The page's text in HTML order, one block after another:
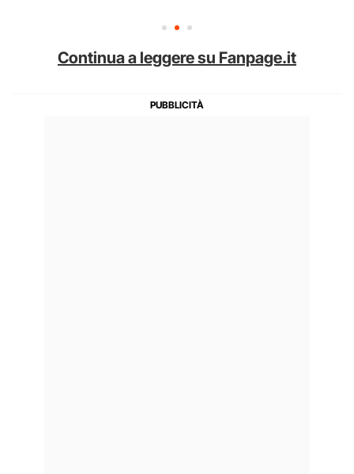
Continua a leggere su Fanpage.it